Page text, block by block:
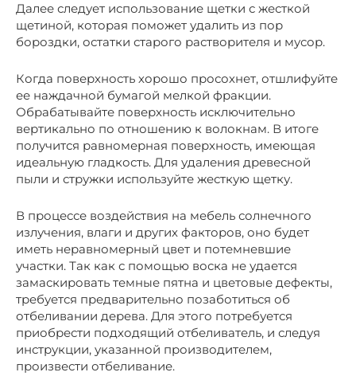
Далее следует использование щетки с жесткой
щетиной, которая поможет удалить из пор
бороздки, остатки старого растворителя и мусор.
Когда поверхность хорошо просохнет, отшлифуйте
ее наждачной бумагой мелкой фракции.
Обрабатывайте поверхность исключительно
вертикально по отношению к волокнам. В итоге
получится равномерная поверхность, имеющая
идеальную гладкость. Для удаления древесной
пыли и стружки используйте жесткую щетку.
В процессе воздействия на мебель солнечного
излучения, влаги и других факторов, оно будет
иметь неравномерный цвет и потемневшие
участки. Так как с помощью воска не удается
замаскировать темные пятна и цветовые дефекты,
требуется предварительно позаботиться об
отбеливании дерева. Для этого потребуется
приобрести подходящий отбеливатель, и следуя
инструкции, указанной производителем,
произвести отбеливание.